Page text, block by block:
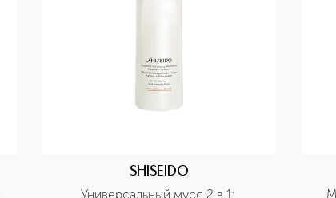
SHISEIDO
Универсальный мусс 2 в 1: